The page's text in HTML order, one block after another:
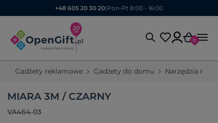
+48 605 20 30 20| Pon-Pt 8:00 - 16:00
0
Gadżety reklamowe Gadżety do domu Narzędzia
MIARA 3M / CZARNY
VA464-03